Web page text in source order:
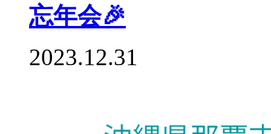
忘年会🎉
2023.12.31